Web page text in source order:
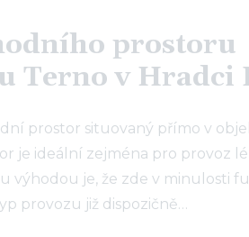
prostoru
Terno v Hradci
prostor situovaný přímo v
je ideální zejména pro provoz
výhodou je, že zde v minulosti
provozu již dispozičně…